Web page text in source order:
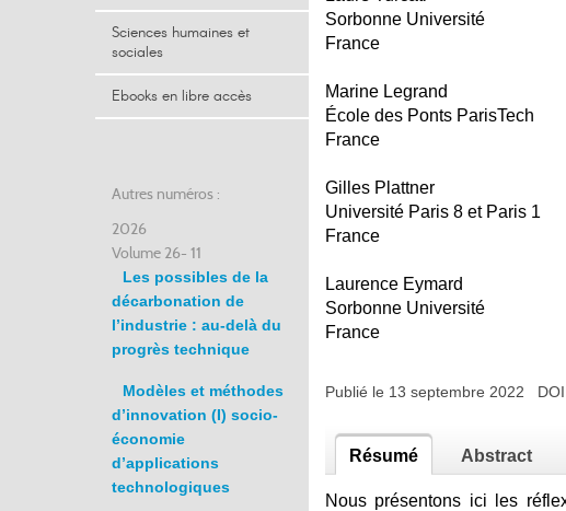
Sciences humaines et
sociales
Ebooks en libre accès
Autres numéros :
2026
Volume 26- 11
Les possibles de la
décarbonation de
l’industrie : au-delà du
progrès technique
Modèles et méthodes
d’innovation (I) socio-
économie
d’applications
technologiques
Sorbonne Université
France
Marine Legrand
École des Ponts ParisTech
France
Gilles Plattner
Université Paris 8 et Paris 1
France
Laurence Eymard
Sorbonne Université
France
Publié le 13 septembre 2022
Résumé Abstract
Nous présentons ici les